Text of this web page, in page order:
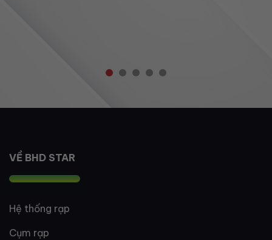
VỀ BHD STAR
Hệ thống rạp
Cụm rạp